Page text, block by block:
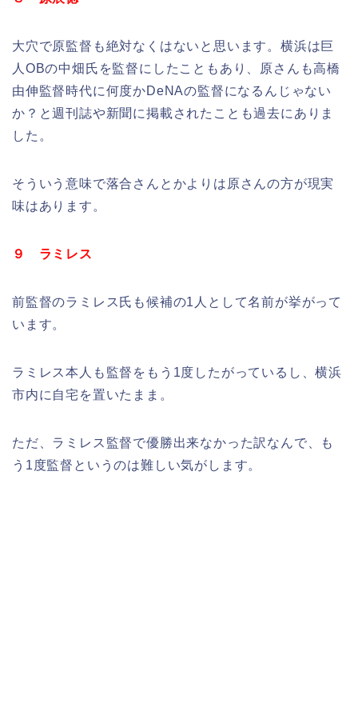
大穴で原監督も絶対なくはないと思います。横浜は巨
人OBの中畑氏を監督にしたこともあり、原さんも高橋
由伸監督時代に何度かDeNAの監督になるんじゃない
か？と週刊誌や新聞に掲載されたことも過去にありま
した。
そういう意味で落合さんとかよりは原さんの方が現実
味はあります。
９ ラミレス
前監督のラミレス氏も候補の1人として名前が挙がって
います。
ラミレス本人も監督をもう1度したがっているし、横浜
市内に自宅を置いたまま。
ただ、ラミレス監督で優勝出来なかった訳なんで、も
う1度監督というのは難しい気がします。